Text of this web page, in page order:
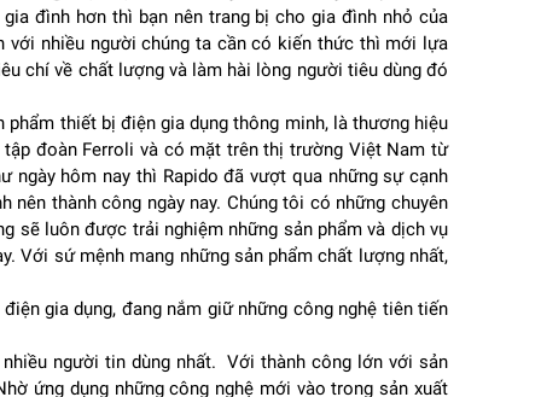
đình hơn thì bạn nên trang bị cho gia đình nhỏ của
với nhiều người chúng ta cần có kiến thức thì mới lựa
chí về chất lượng và làm hài lòng người tiêu dùng đó
thiết bị điện gia dụng thông minh, là thương hiệu
đoàn Ferroli và có mặt trên thị trường Việt Nam từ
ngày hôm nay thì Rapido đã vượt qua những sự cạnh
thành công ngày nay. Chúng tôi có những chuyên
sẽ luôn được trải nghiệm những sản phẩm và dịch vụ
Với sứ mệnh mang những sản phẩm chất lượng nhất,
gia dụng, đang nắm giữ những công nghệ tiên tiến
người tin dùng nhất. Với thành công lớn với sản
ứng dụng những công nghệ mới vào trong sản xuất